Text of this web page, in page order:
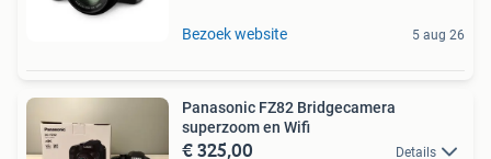
Bezoek website 5 aug 26
Panasonic FZ82 Bridgecamera
superzoom en Wifi
€ 325,00 Details